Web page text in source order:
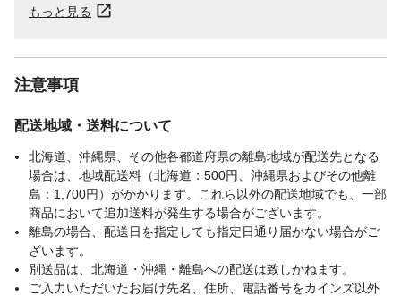
もっと見る
注意事項
配送地域・送料について
北海道、沖縄県、その他各都道府県の離島地域が配送先となる
場合は、地域配送料（北海道：500円、沖縄県およびその他離
島：1,700円）がかかります。これら以外の配送地域でも、一部
商品において追加送料が発生する場合がございます。
離島の場合、配送日を指定しても指定日通り届かない場合がご
ざいます。
別送品は、北海道・沖縄・離島への配送は致しかねます。
ご入力いただいたお届け先名、住所、電話番号をカインズ以外